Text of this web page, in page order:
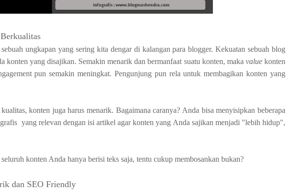
ungkapan yang sering kita dengar di kalangan para blogger. Kekuatan sebuah blog
konten yang disajikan. Semakin menarik dan bermanfaat suatu konten, maka valuekonten
pun semakin meningkat. Pengunjung pun rela untuk membagikan konten yang
konten juga harus menarik. Bagaimana caranya? Anda bisa menyisipkan beberapa
yang relevan dengan isi artikel agar konten yang Anda sajikan menjadi "lebih hidup",
konten Anda hanya berisi teks saja, tentu cukup membosankan bukan?
dan SEO Friendly